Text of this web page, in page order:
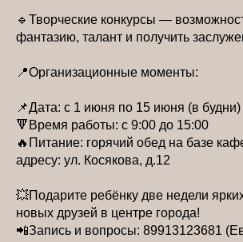
🔹Творческие конкурсы —
фантазию, талант и получить
📍Организационные моменты:
📌Дата: с 1 июня по 15 июня (в будни)
🔻Время работы: с 9:00 до 15:00
🔥Питание: горячий обед на базе
адресу: ул. Косякова, д.12
💥Подарите ребёнку две недели
новых друзей в центре города!
📲Запись и вопросы: 89913123681